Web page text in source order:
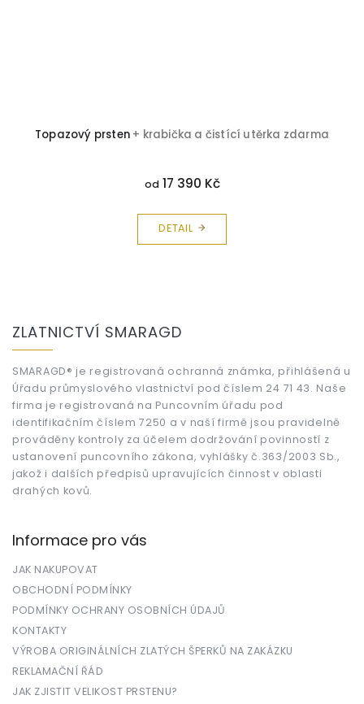
Topazový prsten + krabička a čistící utěrka zdarma
od17 390 Kč
DETAIL
ZLATNICTVÍ SMARAGD
SMARAGD® je registrovaná ochranná známka, přihlášená u
Úřadu průmyslového vlastnictví pod číslem 24 71 43. Naše
firma je registrovaná na Puncovním úřadu pod
identifikačním číslem 7250 a v naší firmě jsou pravidelně
prováděny kontroly za účelem dodržování povinností z
ustanovení puncovního zákona, vyhlášky č.363/2003 Sb.,
jakož i dalších předpisů upravujících činnost v oblasti
drahých kovů.
Informace pro vás
JAK NAKUPOVAT
OBCHODNÍ PODMÍNKY
PODMÍNKY OCHRANY OSOBNÍCH ÚDAJŮ
KONTAKTY
VÝROBA ORIGINÁLNÍCH ZLATÝCH ŠPERKŮ NA ZAKÁZKU
REKLAMAČNÍ ŘÁD
JAK ZJISTIT VELIKOST PRSTENU?